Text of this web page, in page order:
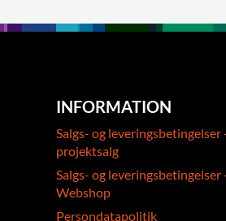
INFORMATION
Salgs- og leveringsbetingelser
projektsalg
Salgs- og leveringsbetingelser
Webshop
Persondatapolitik